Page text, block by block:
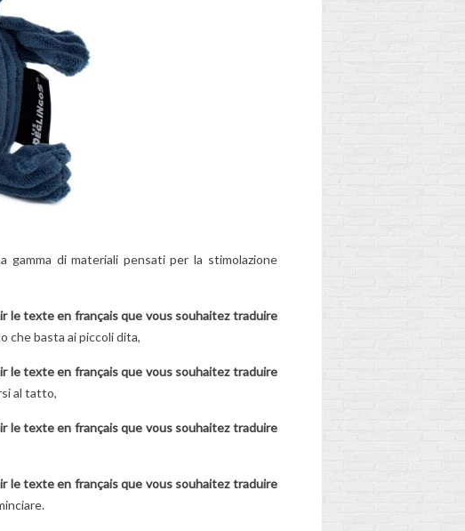
texture
scoprite
Les
di più
gamma di materiali pensati per la stimolazione
le texte en français que vous souhaitez traduire
che basta ai piccoli dita,
le texte en français que vous souhaitez traduire
al tatto,
le texte en français que vous souhaitez traduire
le texte en français que vous souhaitez traduire